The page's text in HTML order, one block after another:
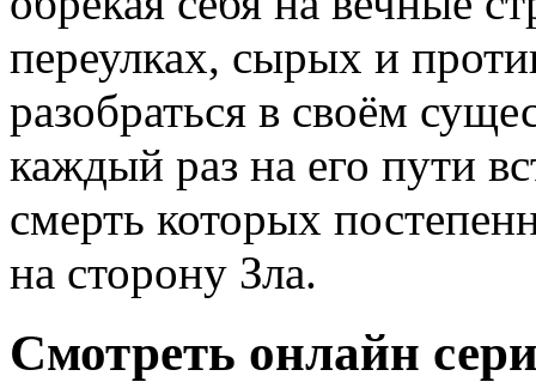
переулках, сырых и
разобраться в своём
каждый раз на его пути
смерть которых
на сторону Зла.
Смотреть онлайн